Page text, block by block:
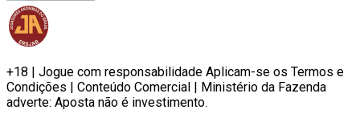
+18 | Jogue com responsabilidade Aplicam-se os Termos e
Condições | Conteúdo Comercial | Ministério da Fazenda
adverte: Aposta não é investimento.